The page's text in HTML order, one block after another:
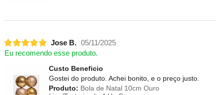
Jose B. 05/11/2025
Eu recomendo esse produto.
Custo Beneficio
Gostei do produto. Achei bonito, e o preço justo.
Produto: Bola de Natal 10cm Ouro